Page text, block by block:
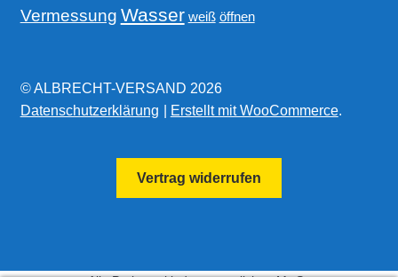
Vermessung Wasser weiß öffnen
© ALBRECHT-VERSAND 2026
Datenschutzerklärung
Erstellt mit WooCommerce.
Vertrag widerrufen